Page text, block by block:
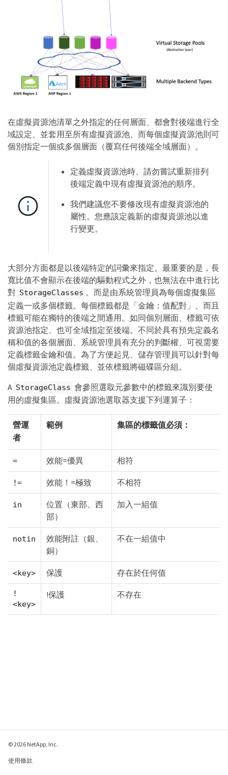
在虛擬資源池清單之外指定的任何層面、都會對後端進行全
域設定、並套用至所有虛擬資源池、而每個虛擬資源池則可
個別指定一個或多個層面（覆寫任何後端全域層面）。
定義虛擬資源池時、請勿嘗試重新排列
後端定義中現有虛擬資源池的順序。
我們建議您不要修改現有虛擬資源池的
屬性。您應該定義新的虛擬資源池以進
行變更。
大部分方面都是以後端特定的詞彙來指定。最重要的是，長
寬比值不會顯示在後端的驅動程式之外，也無法在中進行比
對 StorageClasses 。而是由系統管理員為每個虛擬集區
定義一或多個標籤。每個標籤都是「金鑰：值配對」、而且
標籤可能在獨特的後端之間通用。如同個別層面、標籤可依
資源池指定、也可全域指定至後端。不同於具有預先定義名
稱和值的各個層面、系統管理員有充分的判斷權、可視需要
定義標籤金鑰和值。為了方便起見、儲存管理員可以針對每
個虛擬資源池定義標籤、並依標籤將磁碟區分組。
A StorageClass 會參照選取元參數中的標籤來識別要使
用的虛擬集區。虛擬資源池選取器支援下列運算子：
營運
者
範例 集區的標籤值必須：
= 效能=優異 相符
!= 效能！=極致 不相符
in
位置（東部、西
部）
加入一組值
notin
效能附註（銀、
銅）
不在一組值中
<key> 保護 存在於任何值
!
<key>
!保護 不存在
© 2026 NetApp, Inc.
使用條款